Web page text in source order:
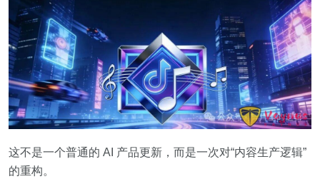
这不是一个普通的 AI 产品更新，而是一次对“内容生产逻辑”
的重构。